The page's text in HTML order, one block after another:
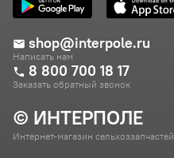
© ИНТЕРПОЛЕ
Интернет-магазин сельхоззапчастей
shop@interpole.ru
Написать нам
8 800 700 18 17
Заказать обратный звонок